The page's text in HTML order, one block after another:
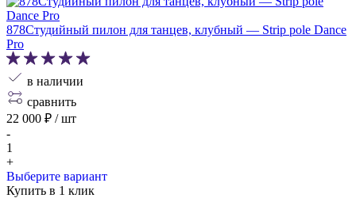
878Студийный пилон для танцев, клубный — Strip pole Dance
Pro
в наличии
сравнить
22 000 ₽ / шт
-
1
+
Выберите вариант
Купить в 1 клик